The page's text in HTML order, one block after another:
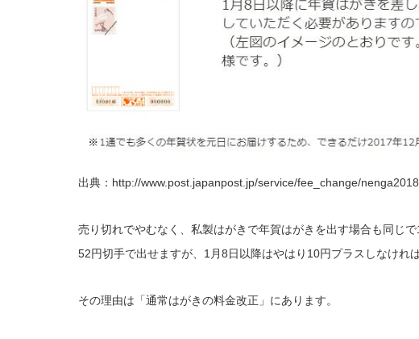
出典：http://www.post.japanpost.jp/service/fee_change/
売り切れでやむなく、私製はがきで年賀はがきを出す場合も同じ
52円切手で出せますが、1月8日以降はやはり10円プラスしなけれ
その理由は「通常はがきの料金改正」にあります。